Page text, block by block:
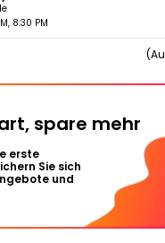
8:30 PM
spare mehr
erste
Sie sich
und